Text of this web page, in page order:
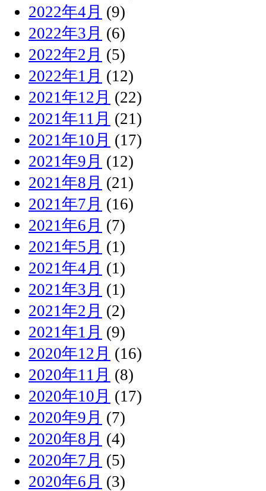
2022年4月 (9)
2022年3月 (6)
2022年2月 (5)
2022年1月 (12)
2021年12月 (22)
2021年11月 (21)
2021年10月 (17)
2021年9月 (12)
2021年8月 (21)
2021年7月 (16)
2021年6月 (7)
2021年5月 (1)
2021年4月 (1)
2021年3月 (1)
2021年2月 (2)
2021年1月 (9)
2020年12月 (16)
2020年11月 (8)
2020年10月 (17)
2020年9月 (7)
2020年8月 (4)
2020年7月 (5)
2020年6月 (3)